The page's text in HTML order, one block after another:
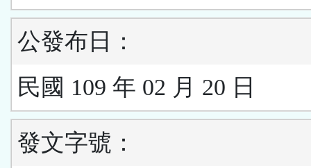
公發布日：
民國 109 年 02 月 20 日
發文字號：